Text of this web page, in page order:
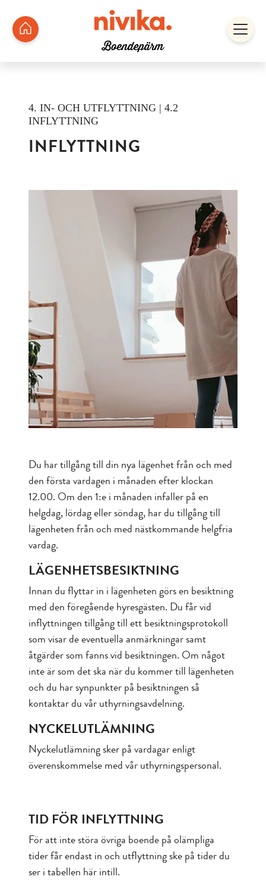
4. IN- OCH UTFLYTTNING | 4.2
INFLYTTNING
INFLYTTNING
Du har tillgång till din nya lägenhet från och med
den första vardagen i månaden efter klockan
12.00. Om den 1:e i månaden infaller på en
helgdag, lördag eller söndag, har du tillgång till
lägenheten från och med nästkommande helgfria
vardag.
LÄGENHETSBESIKTNING
Innan du flyttar in i lägenheten görs en besiktning
med den föregående hyresgästen. Du får vid
inflyttningen tillgång till ett besiktningsprotokoll
som visar de eventuella anmärkningar samt
åtgärder som fanns vid besiktningen. Om något
inte är som det ska när du kommer till lägenheten
och du har synpunkter på besiktningen så
kontaktar du vår uthyrningsavdelning.
NYCKELUTLÄMNING
Nyckelutlämning sker på vardagar enligt
överenskommelse med vår uthyrningspersonal.
TID FÖR INFLYTTNING
För att inte störa övriga boende på olämpliga
tider får endast in och utflyttning ske på tider du
ser i tabellen här intill.